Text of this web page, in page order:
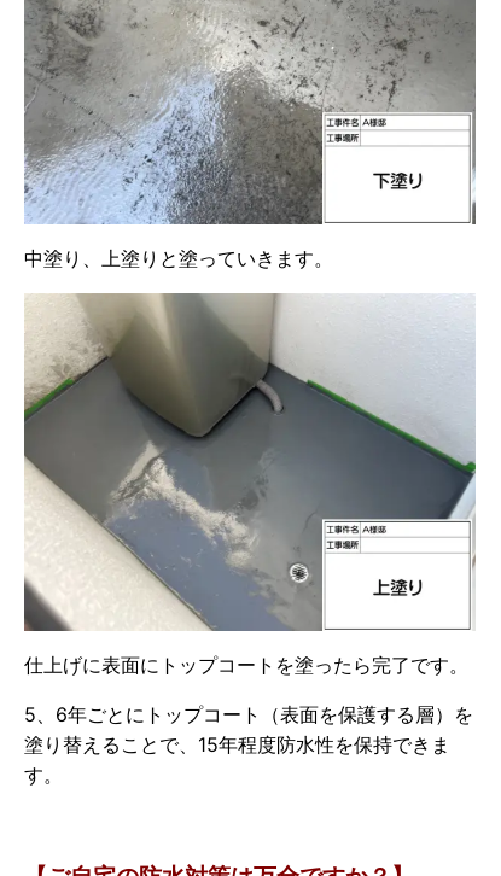
中塗り、上塗りと塗っていきます。
仕上げに表面にトップコートを塗ったら完了です。
5、6年ごとにトップコート（表面を保護する層）を
塗り替えることで、15年程度防水性を保持できま
す。